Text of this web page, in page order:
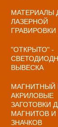
МАТЕРИАЛЫ
ЛАЗЕРНОЙ
ГРАВИРОВКИ
"ОТКРЫТО" -
ВЫВЕСКА
МАГНИТНЫЙ
АКРИЛОВЫЕ
ЗАГОТОВКИ
МАГНИТОВ И
ЗНАЧКОВ